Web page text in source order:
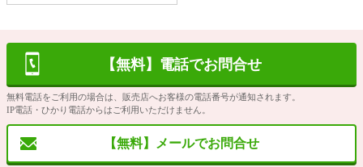
【無料】電話でお問合せ
無料電話をご利用の場合は、販売店へお客様の電話番号が通知されます。
IP電話・ひかり電話からはご利用いただけません。
【無料】メールでお問合せ